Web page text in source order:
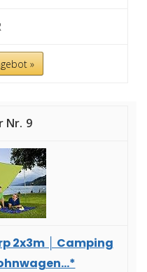
»
9
2x3m │ Camping